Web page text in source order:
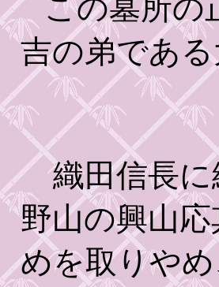
この墓所の
吉の弟であ
織田信長に
野山の興山応
めを取りや